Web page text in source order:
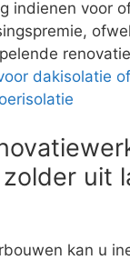
indienen voor
dakisolatie of
uit
kan u